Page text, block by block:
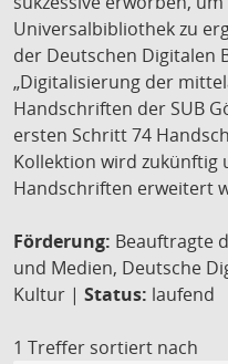
Universalbibliothek zu
der Deutschen Digitalen
„Digitalisierung der
Handschriften der SUB
ersten Schritt 74
Kollektion wird
Handschriften erweitert
Förderung: Beauftragte
und Medien, Deutsche
Kultur | Status: laufend
1 Treffer sortiert nach